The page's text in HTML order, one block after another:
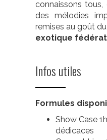
connaissons tous,
des mélodies
remises au goût
exotique
Infos utiles
Formules
Show Case
dédicaces